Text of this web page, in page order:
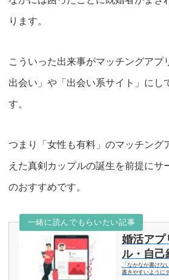
ります。
こういった出来事がマッチングアプ
出会い」や「出会い系サイト」にし
す。
つまり「女性も有料」のマッチング
えた真剣カップルの誕生を前提にサ
のおすすめです。
一緒に読んでもらいたい記事
婚活アプ
ル・自己
い！書き
「なかなか書けな
書きやすいように